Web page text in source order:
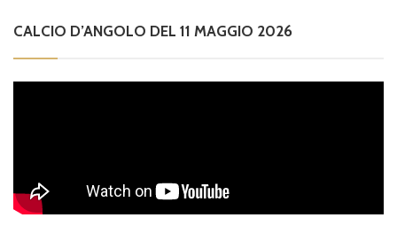
CALCIO D’ANGOLO DEL 11 MAGGIO 2026